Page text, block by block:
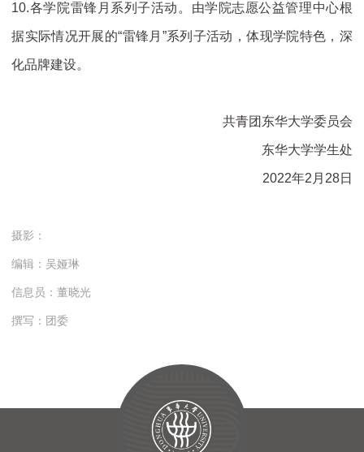
10.各学院雷锋月系列子活动。由学院志愿公益管理中心根
据实际情况开展的“雷锋月”系列子活动，体现学院特色，深
化品牌建设。
共青团东华大学委员会
东华大学学生处
2022年2月28日
摄影：
编辑：吴娅琳
信息员：董晓光
撰写：团委